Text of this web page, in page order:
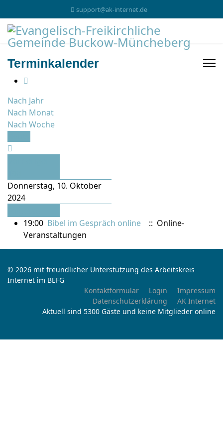
support@ak-internet.de
Terminkalender
Nach Jahr
Nach Monat
Nach Woche
Donnerstag, 10. Oktober
2024
19:00 Bibel im Gespräch online
:: Online-
Veranstaltungen
© 2026 mit freundlicher Unterstützung des Arbeitskreis
Internet im BEFG
Kontaktformular
Login
Impressum
Datenschutzerklärung
AK Internet
Aktuell sind 5300 Gäste und keine Mitglieder online